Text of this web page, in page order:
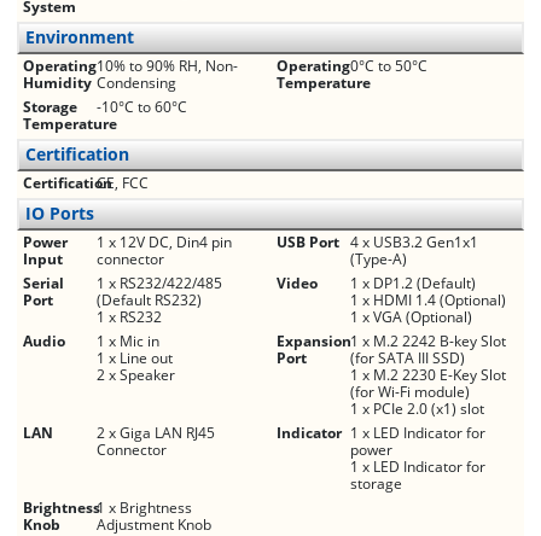
System
Environment
Operating
Humidity
10% to 90% RH, Non-
Condensing
Operating
Temperature
0°C to 50°C
Storage
Temperature
-10°C to 60°C
Certification
CertificationCE, FCC
IO Ports
Power
Input
1 x 12V DC, Din4 pin
connector
USB Port 4 x USB3.2 Gen1x1
(Type-A)
Serial
Port
1 x RS232/422/485
(Default RS232)
1 x RS232
Video
1 x DP1.2 (Default)
1 x HDMI 1.4 (Optional)
1 x VGA (Optional)
Audio
1 x Mic in
1 x Line out
2 x Speaker
Expansion
Port
1 x M.2 2242 B-key Slot
(for SATA III SSD)
1 x M.2 2230 E-Key Slot
(for Wi-Fi module)
1 x PCIe 2.0 (x1) slot
LAN
2 x Giga LAN RJ45
Connector
Indicator 1 x LED Indicator for
power
1 x LED Indicator for
storage
Brightness
Knob
1 x Brightness
Adjustment Knob